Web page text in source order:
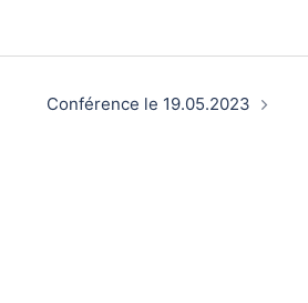
Conférence le 19.05.2023